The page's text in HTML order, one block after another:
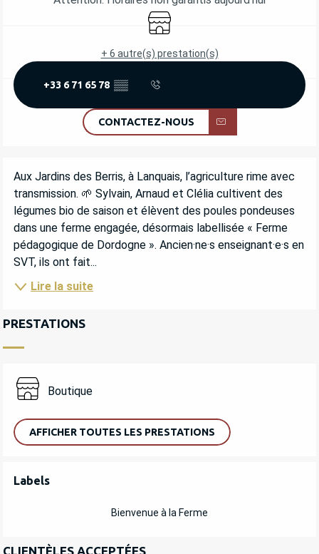
Boutique
+ 6 autre(s) prestation(s)
+33 6 71 65 78 ▒▒
CONTACTEZ-NOUS
DESCRIPTION
Aux Jardins des Berris, à Lanquais, l’agriculture rime avec
transmission. 🌱 Sylvain, Arnaud et Clélia cultivent des
légumes bio de saison et élèvent des poules pondeuses
dans une ferme engagée, désormais labellisée « Ferme
pédagogique de Dordogne ». Ancien·ne·s enseignant·e·s en
SVT, ils ont fait...
Lire la suite
PRESTATIONS
Boutique
AFFICHER TOUTES LES PRESTATIONS
OFFRES DE PRESTATIONS
Labels
Labels
Bienvenue à la Ferme
CLIENTÈLES ACCEPTÉES